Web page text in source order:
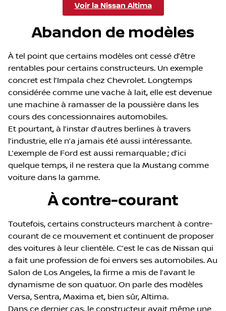
Voir la Nissan Altima
Abandon de modèles
À tel point que certains modèles ont cessé d’être
rentables pour certains constructeurs. Un exemple
concret est l’Impala chez Chevrolet. Longtemps
considérée comme une vache à lait, elle est devenue
une machine à ramasser de la poussière dans les
cours des concessionnaires automobiles.
Et pourtant, à l’instar d’autres berlines à travers
l’industrie, elle n’a jamais été aussi intéressante.
L’exemple de Ford est aussi remarquable ; d’ici
quelque temps, il ne restera que la Mustang comme
voiture dans la gamme.
À contre-courant
Toutefois, certains constructeurs marchent à contre-
courant de ce mouvement et continuent de proposer
des voitures à leur clientèle. C’est le cas de Nissan qui
a fait une profession de foi envers ses automobiles. Au
Salon de Los Angeles, la firme a mis de l’avant le
dynamisme de son quatuor. On parle des modèles
Versa, Sentra, Maxima et, bien sûr, Altima.
Dans ce dernier cas, le constructeur avait même une